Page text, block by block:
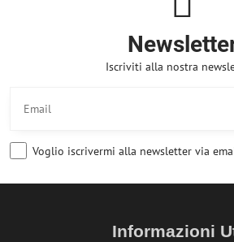
Iscriviti alla nostra
Voglio iscrivermi alla newsletter via
Informazioni